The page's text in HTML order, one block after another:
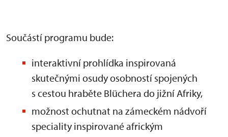
Součástí programu bude:
interaktivní prohlídka inspirovaná
skutečnými osudy osobností spojených
s cestou hraběte Blüchera do jižní Afriky,
možnost ochutnat na zámeckém nádvoří
speciality inspirované africkým